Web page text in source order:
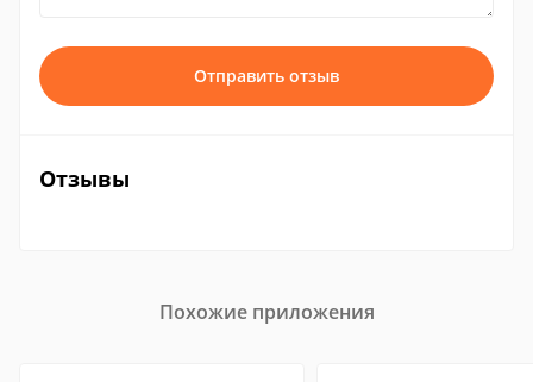
Отправить отзыв
Отзывы
Похожие приложения